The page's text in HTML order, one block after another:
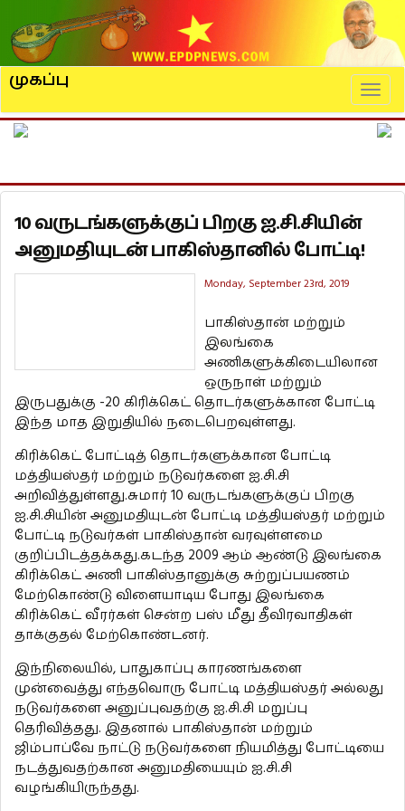
முகப்பு
10 வருடங்களுக்குப் பிறகு ஐ.சி.சியின்
அனுமதியுடன் பாகிஸ்தானில் போட்டி!
Monday, September 23rd, 2019
பாகிஸ்தான் மற்றும்
இலங்கை
அணிகளுக்கிடையிலான
ஒருநாள் மற்றும்
இருபதுக்கு -20 கிரிக்கெட் தொடர்களுக்கான போட்டி
இந்த மாத இறுதியில் நடைபெறவுள்ளது.
கிரிக்கெட் போட்டித் தொடர்களுக்கான போட்டி
மத்தியஸ்தர் மற்றும் நடுவர்களை ஐ.சி.சி
அறிவித்துள்ளது.சுமார் 10 வருடங்களுக்குப் பிறகு
ஐ.சி.சியின் அனுமதியுடன் போட்டி மத்தியஸ்தர் மற்றும்
போட்டி நடுவர்கள் பாகிஸ்தான் வரவுள்ளமை
குறிப்பிடத்தக்கது.கடந்த 2009 ஆம் ஆண்டு இலங்கை
கிரிக்கெட் அணி பாகிஸ்தானுக்கு சுற்றுப்பயணம்
மேற்கொண்டு விளையாடிய போது இலங்கை
கிரிக்கெட் வீரர்கள் சென்ற பஸ் மீது தீவிரவாதிகள்
தாக்குதல் மேற்கொண்டனர்.
இந்நிலையில், பாதுகாப்பு காரணங்களை
முன்வைத்து எந்தவொரு போட்டி மத்தியஸ்தர் அல்லது
நடுவர்களை அனுப்புவதற்கு ஐ.சி.சி மறுப்பு
தெரிவித்தது. இதனால் பாகிஸ்தான் மற்றும்
ஜிம்பாப்வே நாட்டு நடுவர்களை நியமித்து போட்டியை
நடத்துவதற்கான அனுமதியையும் ஐ.சி.சி
வழங்கியிருந்தது.